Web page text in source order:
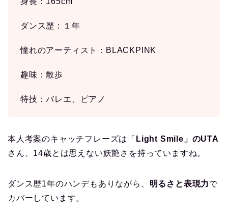
ダンス歴：１年
憧れのアーティスト：BLACKPINK
趣味：散歩
特技：バレエ、ピアノ
本人考案のキャッチフレーズは「 Light Smile」のUTA
さん、14歳とは思えない妖艶さを持っていますね。
ダンス歴1年のハンデもありながら、 明るさと表現力で
カバーしています。